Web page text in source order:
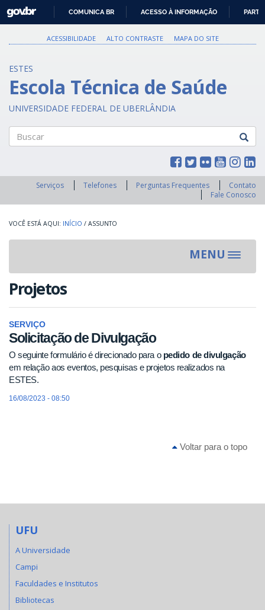
PARA
O
GOVBR
COMUNICA BR ACESSO À INFORMAÇÃO
ACESSIBILIDADE ALTO CONTRASTE MAPA DO SITE
ESTES
Escola Técnica de Saúde
UNIVERSIDADE FEDERAL DE UBERLÂNDIA
Serviços Telefones Perguntas Frequentes
Contato
Fale Conosco
INÍCIO / ASSUNTO
MENU
Toggle
Projetos
SERVIÇO
Solicitação de Divulgação
O seguinte formulário é direcionado para opedido de divulgação
em relação aos eventos, pesquisas e projetos realizados na
ESTES.
16/08/2023 - 08:50
Voltar para o topo
UFU
A Universidade
Campi
Faculdades e Institutos
Bibliotecas